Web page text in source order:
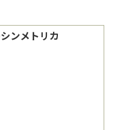
ンメトリカ